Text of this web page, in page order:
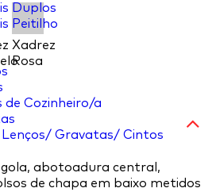
Duplos
Peitilho
de Cozinheiro/a
Lenços/ Gravatas/ Cintos
Xadrez
Rosa
gola, abotoadura central,
de chapa em baixo metidos